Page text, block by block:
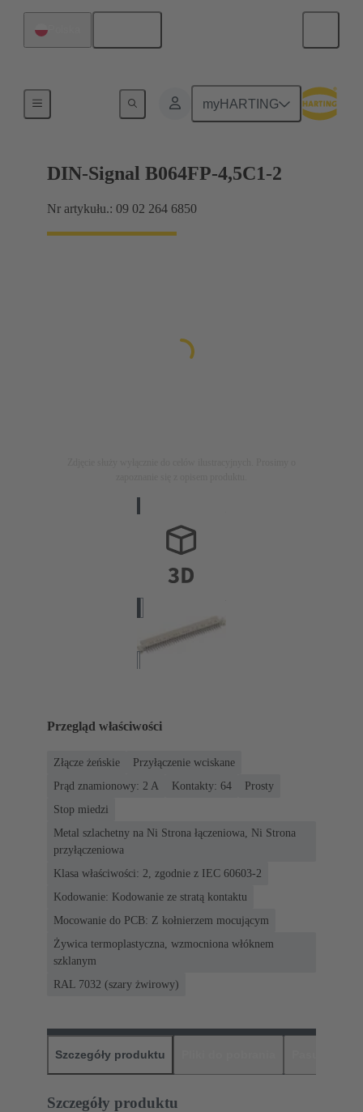
myHARTING
Połączenie między płytą-matką a płytą-córką
DIN-Signal B064FP-4,5C1-2
Nr artykułu.: 09 02 264 6850
Przegląd właściwości
Złącze żeńskie
Przyłączenie wciskane
Prąd znamionowy: ‌2 A
Kontakty: 64
Prosty
Stop miedzi
Metal szlachetny na Ni Strona łączeniowa, Ni Strona
przyłączeniowa
Klasa właściwości: 2, zgodnie z IEC 60603-2
Kodowanie: Kodowanie ze stratą kontaktu
Mocowanie do PCB: Z kołnierzem mocującym
Żywica termoplastyczna, wzmocniona włóknem
szklanym
RAL 7032 (szary żwirowy)
Szczegóły produktu
Szczegóły produktu